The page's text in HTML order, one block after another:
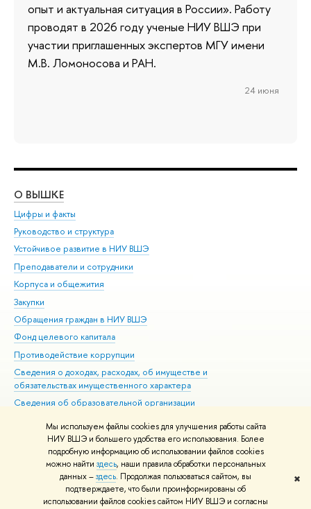
Мы используем файлы cookies для улучшения работы сайта
НИУ ВШЭ и большего удобства его использования. Более
подробную информацию об использовании файлов cookies
можно найти здесь, наши правила обработки персональных
данных –здесь. Продолжая пользоваться сайтом, вы
подтверждаете, что были проинформированы об
использовании файлов cookies сайтом НИУ ВШЭ и согласны
✖
опыт и актуальная ситуация в России». Работу
проводят в 2026 году ученые НИУ ВШЭ при
участии приглашенных экспертов МГУ имени
М.В. Ломоносова и РАН.
24 июня
О ВЫШКЕ
Цифры и факты
Руководство и структура
Устойчивое развитие в НИУ ВШЭ
Преподаватели и сотрудники
Корпуса и общежития
Закупки
Обращения граждан в НИУ ВШЭ
Фонд целевого капитала
Противодействие коррупции
Сведения о доходах, расходах, об имуществе и
обязательствах имущественного характера
Сведения об образовательной организации
Людям с ограниченными возможностями здоровья
Единая платежная страница
Работа в Вышке
© НИУ ВШЭ 1993–2026 Адреса и контакты Условия использования